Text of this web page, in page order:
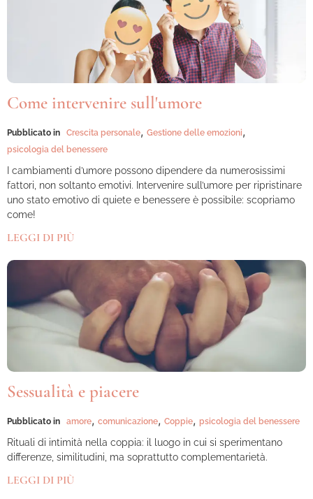
Come intervenire sull'umore
Pubblicato in Crescita personale, Gestione delle emozioni,
psicologia del benessere
I cambiamenti d’umore possono dipendere da numerosissimi
fattori, non soltanto emotivi. Intervenire sull’umore per ripristinare
uno stato emotivo di quiete e benessere è possibile: scopriamo
come!
LEGGI DI PIÙ
Sessualità e piacere
Pubblicato in amore, comunicazione, Coppie, psicologia del benessere
Rituali di intimità nella coppia: il luogo in cui si sperimentano
differenze, similitudini, ma soprattutto complementarietà.
LEGGI DI PIÙ